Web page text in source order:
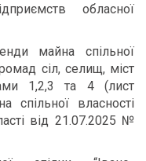
обласної
майна спільної
сіл, селищ, міст
1,2,3 та 4 (лист
спільної власності
від 21.07.2025 №